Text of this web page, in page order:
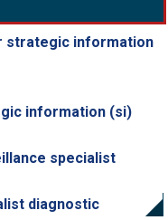
strategic information
information (si)
specialist
diagnostic